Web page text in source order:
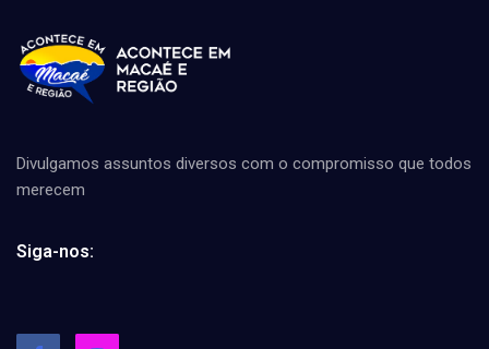
Divulgamos assuntos diversos com o compromisso que todos
merecem
Siga-nos: